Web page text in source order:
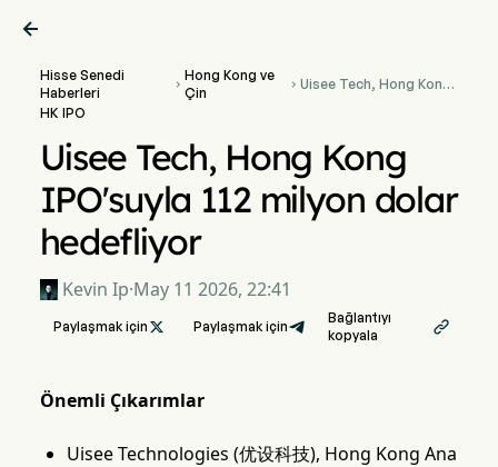

Hisse Senedi
Haberleri

Hong Kong ve
Çin
Uisee Tech, Hong Kong
HK IPO
Uisee Tech, Hong Kong
IPO'suyla 112 milyon dolar
hedefliyor
Kevin Ip·May 11 2026, 22:41
Paylaşmak için  Paylaşmak için
Bağlantıyı
kopyala

Önemli Çıkarımlar
Uisee Technologies (优设科技), Hong Kong Ana